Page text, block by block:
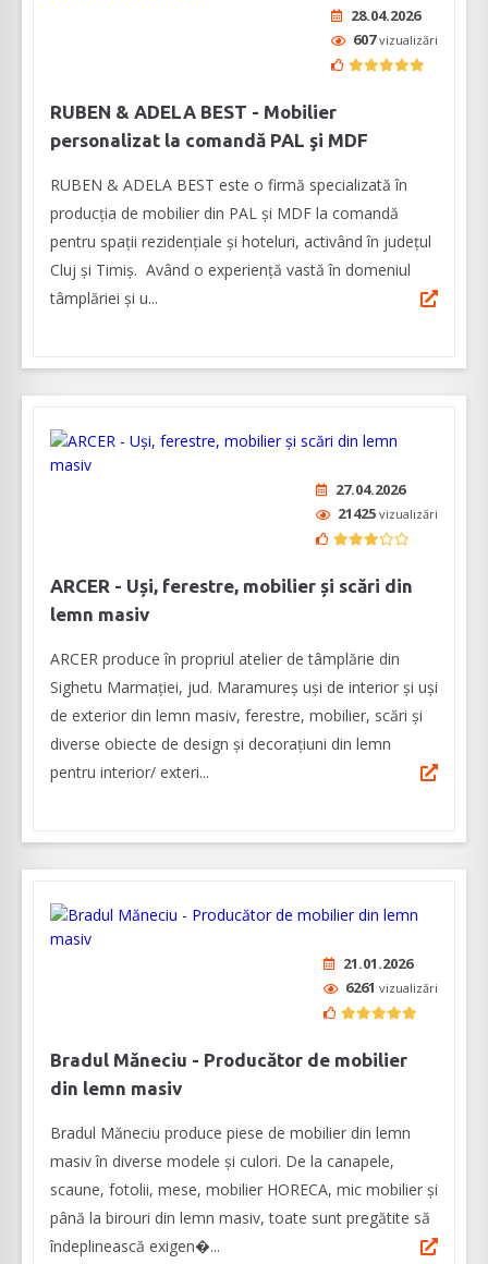
28.04.2026
607vizualizări
RUBEN & ADELA BEST - Mobilier
personalizat la comandă PAL şi MDF
RUBEN & ADELA BEST este o firmă specializată în
producţia de mobilier din PAL şi MDF la comandă
pentru spaţii rezidenţiale şi hoteluri, activând în judeţul
Cluj şi Timiş. Având o experienţă vastă în domeniul
tâmplăriei şi u...
27.04.2026
21425 vizualizări
ARCER - Uși, ferestre, mobilier și scări din
lemn masiv
ARCER produce în propriul atelier de tâmplărie din
Sighetu Marmației, jud. Maramureș uși de interior și uși
de exterior din lemn masiv, ferestre, mobilier, scări și
diverse obiecte de design și decorațiuni din lemn
pentru interior/ exteri...
21.01.2026
6261 vizualizări
Bradul Măneciu - Producător de mobilier
din lemn masiv
Bradul Măneciu produce piese de mobilier din lemn
masiv în diverse modele și culori. De la canapele,
scaune, fotolii, mese, mobilier HORECA, mic mobilier și
până la birouri din lemn masiv, toate sunt pregătite să
îndeplinească exigen�...